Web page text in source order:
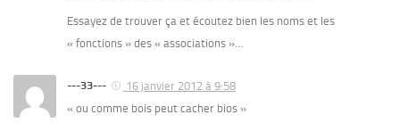
Essayez de trouver ça et écoutez bien les noms et les
« fonctions » des « associations »…
---33---
16 janvier 2012 à 9:58
« ou comme bois peut cacher bios »